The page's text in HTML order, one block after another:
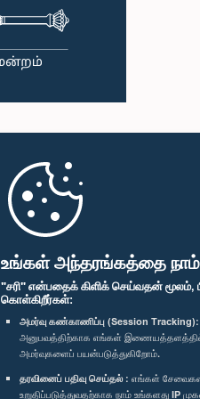
உங்கள் அந்தரங்கத்தை நாம்
"சரி" என்பதைக் கிளிக் செய்வதன்
கொள்கிறீர்கள்:
அமர்வு கண்காணிப்பு (Session Tracking):
அனுபவத்திற்காக எங்கள்
அமர்வுகளைப் பயன்படுத்துகிறோம்.
தரவினைப் பதிவு செய்தல் : எங்கள்
உறுதிப்படுத்துவதற்காக நாம் உங்களது IP